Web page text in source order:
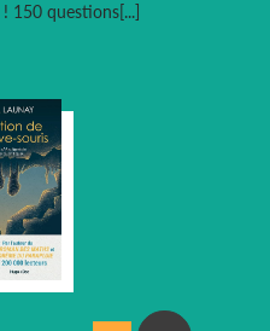
150 questions[...]